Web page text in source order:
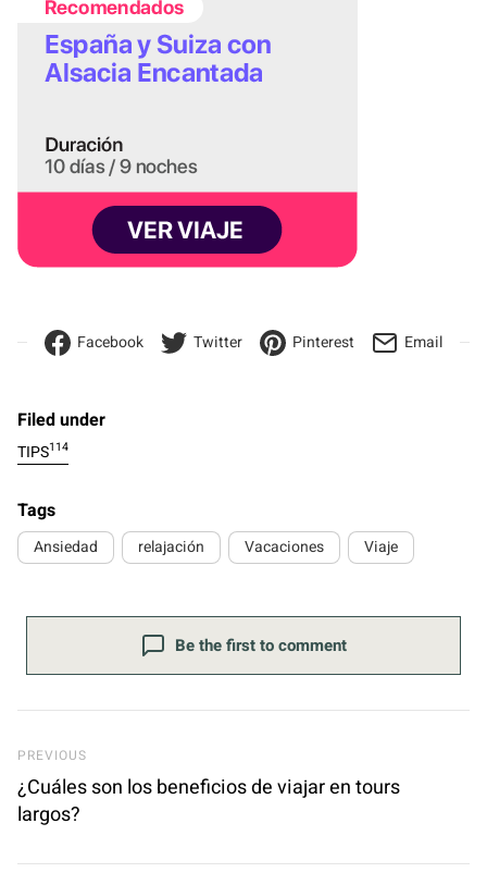
Facebook Twitter Pinterest Email
Filed under
TIPS114
Tags
Ansiedad relajación Vacaciones Viaje
Be the first to comment
Previous Post
PREVIOUS
¿Cuáles son los beneficios de viajar en tours
largos?